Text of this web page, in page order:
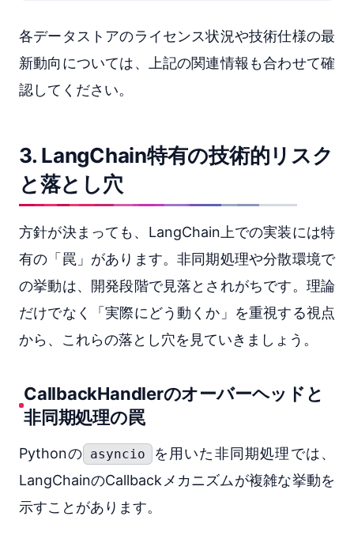
各データストアのライセンス状況や技術仕様の最
新動向については、上記の関連情報も合わせて確
認してください。
3. LangChain特有の技術的リスク
と落とし穴
方針が決まっても、LangChain上での実装には特
有の「罠」があります。非同期処理や分散環境で
の挙動は、開発段階で見落とされがちです。理論
だけでなく「実際にどう動くか」を重視する視点
から、これらの落とし穴を見ていきましょう。
CallbackHandlerのオーバーヘッドと
非同期処理の罠
Pythonの asyncio
を用いた非同期処理では、
LangChainのCallbackメカニズムが複雑な挙動を
示すことがあります。